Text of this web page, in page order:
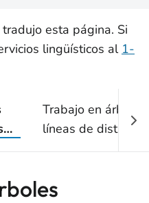
esta página. Si
lingüísticos al 1-
Trabajo en árbol
líneas de
transmisión